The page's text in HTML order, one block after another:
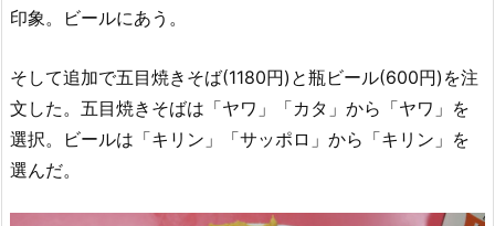
印象。ビールにあう。
そして追加で五目焼きそば(1180円)と瓶ビール(600円)を注
文した。五目焼きそばは「ヤワ」「カタ」から「ヤワ」を
選択。ビールは「キリン」「サッポロ」から「キリン」を
選んだ。